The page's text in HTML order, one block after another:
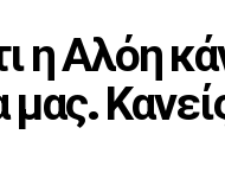
η Αλόη
μας.